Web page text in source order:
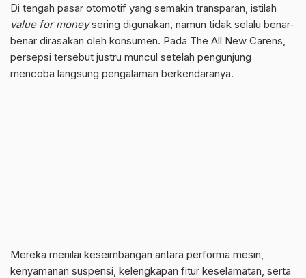
Di tengah pasar otomotif yang semakin transparan, istilah
value for moneysering digunakan, namun tidak selalu benar-
benar dirasakan oleh konsumen. Pada The All New Carens,
persepsi tersebut justru muncul setelah pengunjung
mencoba langsung pengalaman berkendaranya.
Mereka menilai keseimbangan antara performa mesin,
kenyamanan suspensi, kelengkapan fitur keselamatan, serta